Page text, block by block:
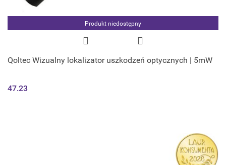
Produkt niedostępny
Qoltec Wizualny lokalizator uszkodzeń optycznych | 5mW
47.23